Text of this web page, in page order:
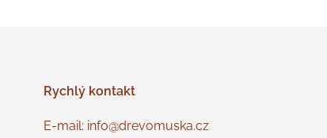
Rychlý kontakt
E-mail: info@drevomuska.cz